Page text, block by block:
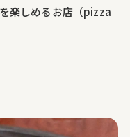
楽しめるお店（pizza